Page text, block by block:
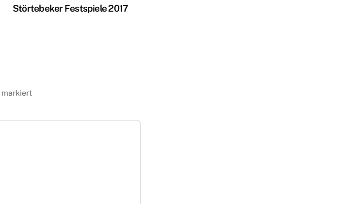
Störtebeker Festspiele 2017
markiert